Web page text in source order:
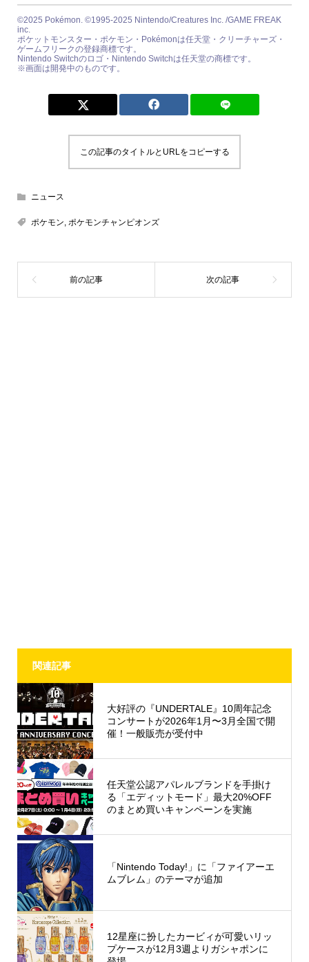
©2025 Pokémon. ©1995-2025 Nintendo/Creatures Inc. /GAME FREAK
inc.
ポケットモンスター・ポケモン・Pokémonは任天堂・クリーチャーズ・
ゲームフリークの登録商標です。
Nintendo Switchのロゴ・Nintendo Switchは任天堂の商標です。
※画面は開発中のものです。
この記事のタイトルとURLをコピーする
ニュース
ポケモン, ポケモンチャンピオンズ
関連記事
大好評の『UNDERTALE』10周年記念
コンサートが2026年1月〜3月全国で開
催！一般販売が受付中
任天堂公認アパレルブランドを手掛け
る「エディットモード」最大20%OFF
のまとめ買いキャンペーンを実施
「Nintendo Today!」に「ファイアーエ
ムブレム」のテーマが追加
12星座に扮したカービィが可愛いリッ
プケースが12月3週よりガシャポンに